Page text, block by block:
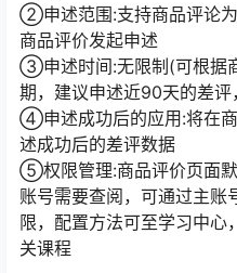
②申述范围:支持商品评论
商品评价发起申述
③申述时间:无限制(可根据
期，建议申述近90天的差
④申述成功后的应用:将在
述成功后的差评数据
⑤权限管理:商品评价页面
账号需要查阅，可通过主账
限，配置方法可至学习中心
关课程